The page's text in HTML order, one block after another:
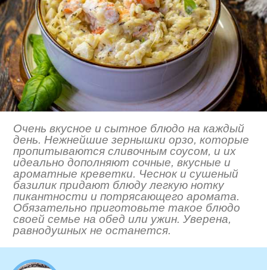
Очень вкусное и сытное блюдо на каждый
день. Нежнейшие зернышки орзо, которые
пропитываются сливочным соусом, и их
идеально дополняют сочные, вкусные и
ароматные креветки. Чеснок и сушеный
базилик придают блюду легкую нотку
пикантности и потрясающего аромата.
Обязательно приготовьте такое блюдо
своей семье на обед или ужин. Уверена,
равнодушных не останется.